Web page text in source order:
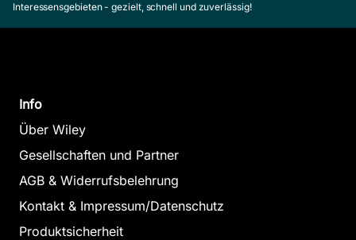
Interessensgebieten - gezielt, schnell und zuverlässig!
Info
Über Wiley
Gesellschaften und Partner
AGB & Widerrufsbelehrung
Kontakt & Impressum/Datenschutz
Produktsicherheit